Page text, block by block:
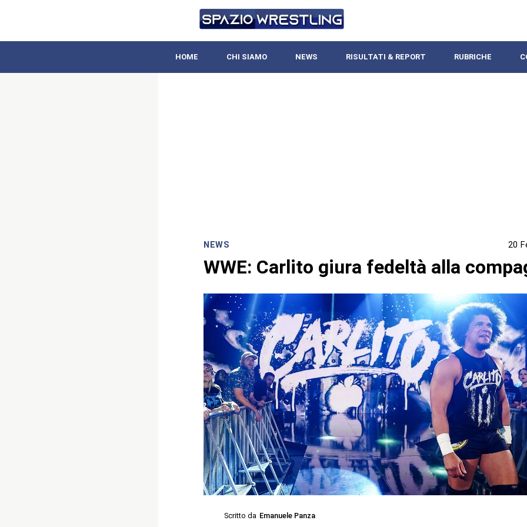
HOME CHI SIAMO NEWS RISULTATI & REPORT RUBRICHE
NEWS 20
WWE: Carlito giura fedeltà alla
Scritto da Emanuele Panza